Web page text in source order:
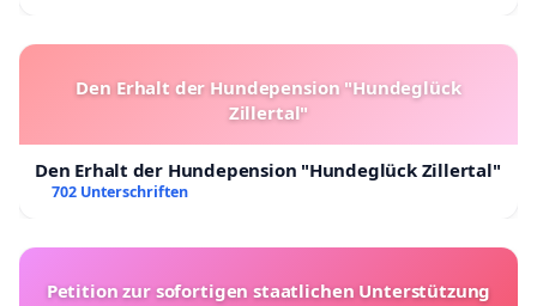
Den Erhalt der Hundepension "Hundeglück
Zillertal"
Den Erhalt der Hundepension "Hundeglück Zillertal"
702 Unterschriften
Petition zur sofortigen staatlichen Unterstützung